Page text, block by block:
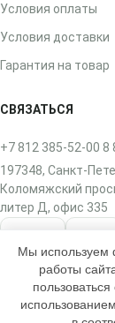
Условия оплаты
Условия доставки
Гарантия на товар
СВЯЗАТЬСЯ
+7 812 385-52-00 8
197348, Санкт-
Коломяжский
литер Д, офис 335
Мы используем
работы